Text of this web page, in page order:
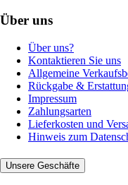
Über uns
Über uns?
Kontaktieren Sie uns
Allgemeine
Rückgabe &
Impressum
Zahlungsarten
Lieferkosten und
Hinweis zum
Unsere Geschäfte